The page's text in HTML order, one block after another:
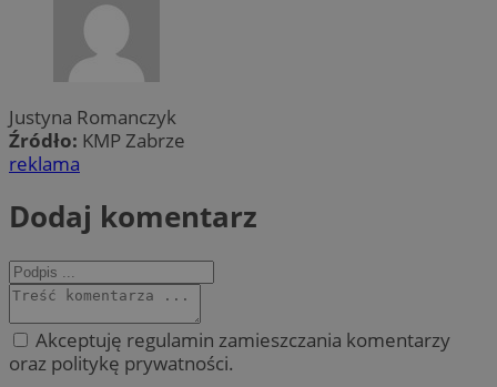
Justyna Romanczyk
Źródło: KMP Zabrze
reklama
Dodaj komentarz
Akceptuję regulamin zamieszczania komentarzy
oraz politykę prywatności.